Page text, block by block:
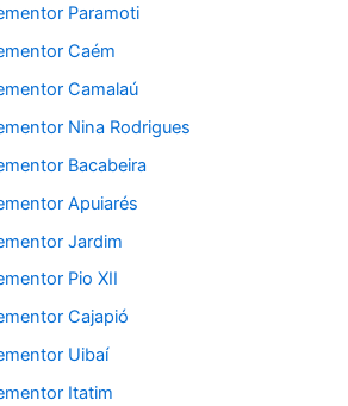
Paramoti
Caém
Camalaú
Nina Rodrigues
Bacabeira
Apuiarés
Jardim
Pio XII
Cajapió
Uibaí
Itatim